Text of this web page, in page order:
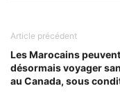
Article précédent
Les Marocains peuvent
désormais voyager
au Canada, sous